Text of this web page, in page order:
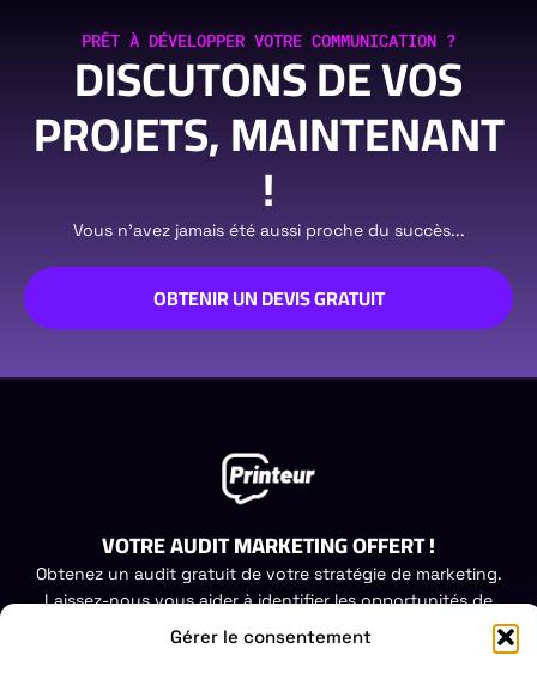
Gérer le consentement
PRÊT À DÉVELOPPER VOTRE COMMUNICATION ?
DISCUTONS DE VOS
PROJETS, MAINTENANT
!
Vous n'avez jamais été aussi proche du succès...
OBTENIR UN DEVIS GRATUIT
VOTRE AUDIT MARKETING OFFERT !
Obtenez un audit gratuit de votre stratégie de marketing.
Laissez-nous vous aider à identifier les opportunités de
croissance.